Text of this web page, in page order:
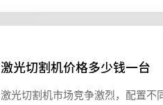
激光切割机价格多少钱一台